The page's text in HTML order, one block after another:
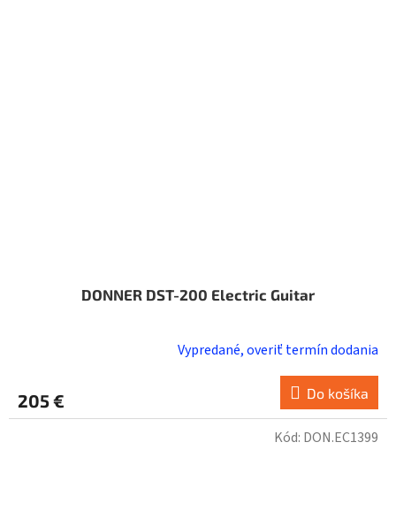
DONNER DST-200 Electric Guitar
Vypredané, overiť termín dodania
205 € Do košíka
Kód: DON.EC1399